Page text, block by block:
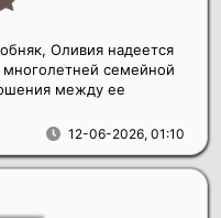
12-06-2026, 01:10
Оливия надеется
многолетней семейной
между ее